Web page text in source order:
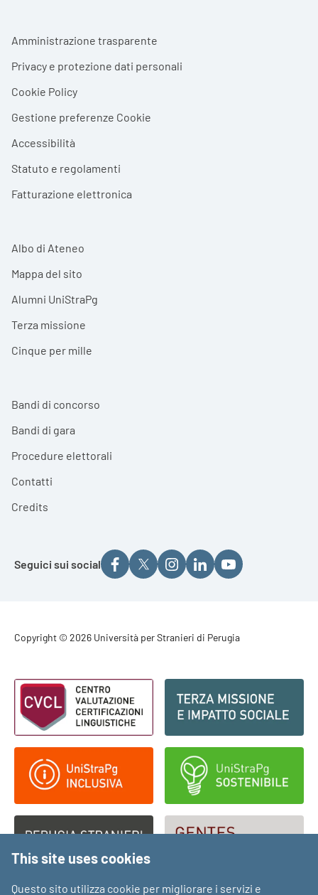
Footer menu
Amministrazione trasparente
Privacy e protezione dati personali
Cookie Policy
Gestione preferenze Cookie
Accessibilità
Statuto e regolamenti
Fatturazione elettronica
Albo di Ateneo
Mappa del sito
Alumni UniStraPg
Terza missione
Cinque per mille
Bandi di concorso
Bandi di gara
Procedure elettorali
Contatti
Credits
Seguici sui social
Footer - Copyright
Copyright © 2026 Università per Stranieri di Perugia
Footer - Loghi
This site uses cookies
Questo sito utilizza cookie per migliorare i servizi e